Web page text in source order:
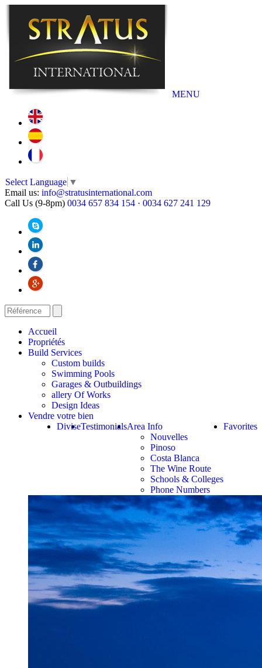
MENU
Select Language ▼
Email us: info@stratusinternational.com
Call Us (9-8pm) 0034 657 834 154 · 0034 627 241 129
Accueil
Propriétés
Build Services
Custom builds
Swimming Pools
Garages & Outbuildings
allery Of Works
Design Ideas
Vendre votre bien
Favorites
Area Info
Nouvelles
Pinoso
Costa Blanca
The Wine Route
Schools & Colleges
Phone Numbers
Testimonials
Divise